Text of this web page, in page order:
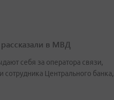
в МВД
себя за оператора связи,
сотрудника Центрального банка,